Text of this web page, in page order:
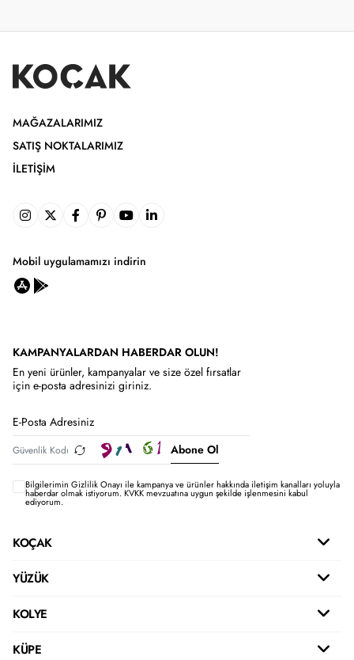
MAĞAZALARIMIZ
SATIŞ NOKTALARIMIZ
İLETIŞIM
Mobil uygulamamızı indirin
KAMPANYALARDAN HABERDAR OLUN!
En yeni ürünler, kampanyalar ve size özel fırsatlar
için e-posta adresinizi giriniz.
Abone Ol
Bilgilerimin Gizlilik Onayı ile kampanya ve ürünler hakkında iletişim kanalları yoluyla
haberdar olmak istiyorum.KVKK mevzuatına uygun şekilde işlenmesini kabul
ediyorum.
KOÇAK
YÜZÜK
KOLYE
KÜPE